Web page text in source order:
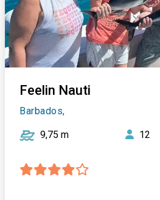
Feelin Nauti
Barbados,
9,75 m 12